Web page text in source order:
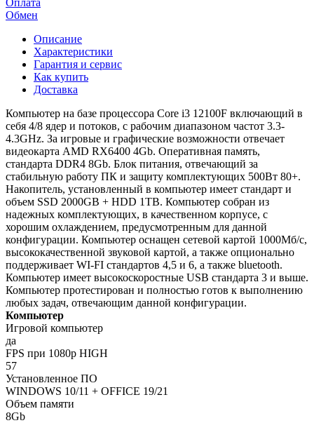
Обмен
Описание
Характеристики
Гарантия и сервис
Как купить
Доставка
Компьютер на базе процессора Core i3 12100F включающий в
себя 4/8 ядер и потоков, с рабочим диапазоном частот 3.3-
4.3GHz. За игровые и графические возможности отвечает
видеокарта AMD RX6400 4Gb. Оперативная память,
стандарта DDR4 8Gb. Блок питания, отвечающий за
стабильную работу ПК и защиту комплектующих 500Вт 80+.
Накопитель, установленный в компьютер имеет стандарт и
объем SSD 2000GB + HDD 1TB. Компьютер собран из
надежных комплектующих, в качественном корпусе, с
хорошим охлаждением, предусмотренным для данной
конфигурации. Компьютер оснащен сетевой картой 1000Мб/с,
высококачественной звуковой картой, а также опционально
поддерживает WI-FI стандартов 4,5 и 6, а также bluetooth.
Компьютер имеет высокоскоростные USB стандарта 3 и выше.
Компьютер протестирован и полностью готов к выполнению
любых задач, отвечающим данной конфигурации.
Компьютер
Игровой компьютер
да
FPS при 1080p HIGH
57
Установленное ПО
WINDOWS 10/11 + OFFICE 19/21
Объем памяти
8Gb